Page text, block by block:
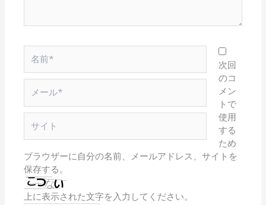
前
*
ー
ル
次回
のコ
メン
トで
使用
する
ため
ブラウザーに自分の名前、メールアドレス、サイトを
保存する。
上に表示された文字を入力してください。